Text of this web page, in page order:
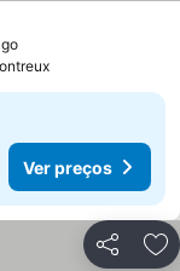
Ver preços
Ver preços
Partilhar